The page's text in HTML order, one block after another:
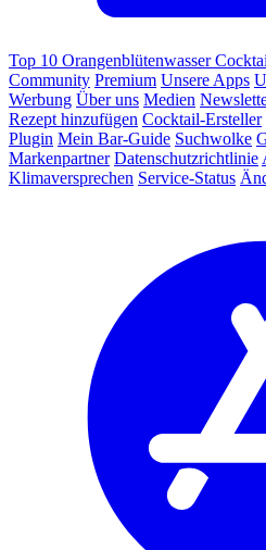
Top 10 Orangenblütenwasser
Community Premium Unsere Apps
Werbung Über uns Medien
Rezept hinzufügen Cocktail-Ersteller
Plugin Mein Bar-Guide Suchwolke
Markenpartner Datenschutzrichtlinie
Klimaversprechen Service-Status